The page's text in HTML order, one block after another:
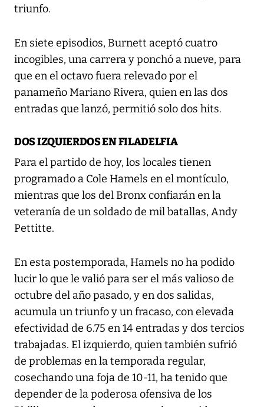
triunfo.
En siete episodios, Burnett aceptó cuatro
incogibles, una carrera y ponchó a nueve, para
que en el octavo fuera relevado por el
panameño Mariano Rivera, quien en las dos
entradas que lanzó, permitió solo dos hits.
DOS IZQUIERDOS EN FILADELFIA
Para el partido de hoy, los locales tienen
programado a Cole Hamels en el montículo,
mientras que los del Bronx confiarán en la
veteranía de un soldado de mil batallas, Andy
Pettitte.
En esta postemporada, Hamels no ha podido
lucir lo que le valió para ser el más valioso de
octubre del año pasado, y en dos salidas,
acumula un triunfo y un fracaso, con elevada
efectividad de 6.75 en 14 entradas y dos tercios
trabajadas. El izquierdo, quien también sufrió
de problemas en la temporada regular,
cosechando una foja de 10-11, ha tenido que
depender de la poderosa ofensiva de los